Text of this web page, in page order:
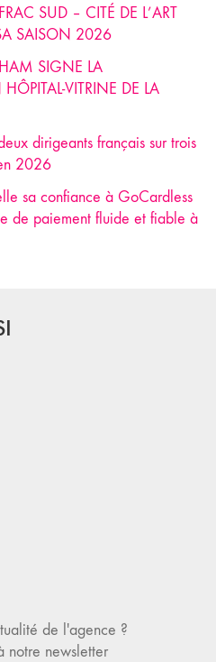
SUD – CITÉ DE L’ART
SAISON 2026
SIGNE LA
VITRINE DE LA
dirigeants français sur trois
2026
sa confiance à GoCardless
de paiement fluide et fiable à
de l'agence ?
notre newsletter